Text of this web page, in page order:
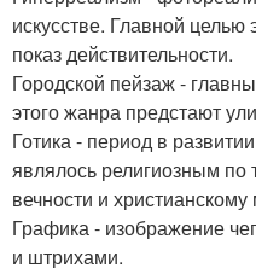
искусстве. Главной целью
показ действительности.
Городской пейзаж -
этого жанра предстают
Готика - период в
являлось религиозным по
вечности и
Графика - изображение
и штрихами.